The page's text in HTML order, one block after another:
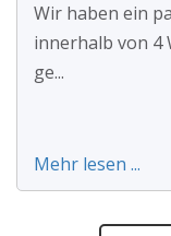
Wir haben ein
innerhalb von 4
ge...
Mehr lesen ...